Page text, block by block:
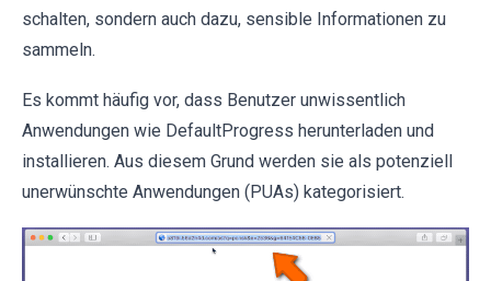
schalten, sondern auch dazu, sensible Informationen zu
sammeln.
Es kommt häufig vor, dass Benutzer unwissentlich
Anwendungen wie DefaultProgress herunterladen und
installieren. Aus diesem Grund werden sie als potenziell
unerwünschte Anwendungen (PUAs) kategorisiert.